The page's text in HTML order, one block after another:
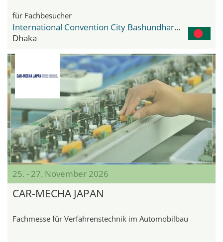
für Fachbesucher
International Convention City Bashundhara - ICCB
Dhaka
25. - 27. November 2026
CAR-MECHA JAPAN
Fachmesse für Verfahrenstechnik im Automobilbau